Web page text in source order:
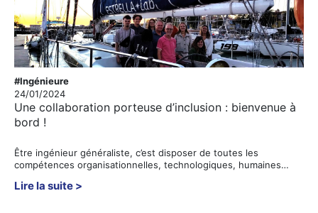
#Ingénieure
24/01/2024
Une collaboration porteuse d’inclusion : bienvenue à
bord !
Être ingénieur généraliste, c’est disposer de toutes les
compétences organisationnelles, technologiques, humaines…
Lire la suite